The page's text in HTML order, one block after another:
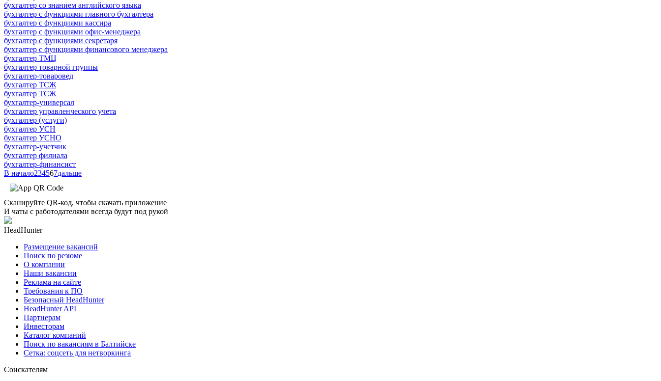
бухгалтер со знанием английского языка
бухгалтер с функциями главного бухгалтера
бухгалтер с функциями кассира
бухгалтер с функциями офис-менеджера
бухгалтер с функциями секретаря
бухгалтер с функциями финансового менеджера
бухгалтер ТМЦ
бухгалтер товарной группы
бухгалтер-товаровед
бухгалтер ТСЖ
бухгалтер ТСЖ
бухгалтер-универсал
бухгалтер управленческого учета
бухгалтер (услуги)
бухгалтер УСН
бухгалтер УСНО
бухгалтер-учетчик
бухгалтер филиала
бухгалтер-финансист
В начало234567дальше
Сканируйте QR-код, чтобы скачать приложение
И чаты с работодателями всегда будут под рукой
HeadHunter
Размещение вакансий
Поиск по резюме
О компании
Наши вакансии
Реклама на сайте
Требования к ПО
Безопасный HeadHunter
HeadHunter API
Партнерам
Инвесторам
Каталог компаний
Поиск по вакансиям в Балтийске
Сетка: соцсеть для нетворкинга
Соискателям